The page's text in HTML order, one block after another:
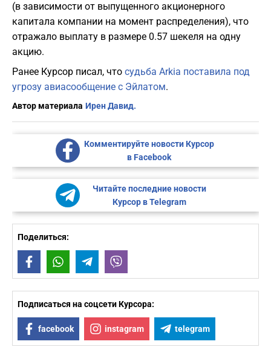
(в зависимости от выпущенного акционерного
капитала компании на момент распределения), что
отражало выплату в размере 0.57 шекеля на одну
акцию.
Ранее Курсор писал, что судьба Arkia поставила под
угрозу авиасообщение с Эйлатом.
Автор материала Ирен Давид.
Комментируйте новости Курсор
в Facebook
Читайте последние новости
Курсор в Telegram
Поделиться:
FacebookWhatsAppTelegram
Подписаться на соцсети Курсора:
facebook instagram telegram